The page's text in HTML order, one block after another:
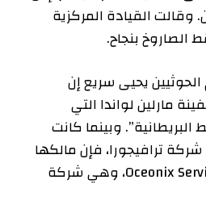
القيادة المركزية
الصاروخ بنجاح.
يحيى سريع إن
مارلين لواندا التي
وبينما كانت
ترافيجورا، فإن مالكها
المسجل هو شركة Oceonix Services، وهي شركة